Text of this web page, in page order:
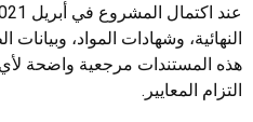
النهائية، وشهادات المواد، وبيانات
هذه المستندات مرجعية واضحة
التزام المعايير.